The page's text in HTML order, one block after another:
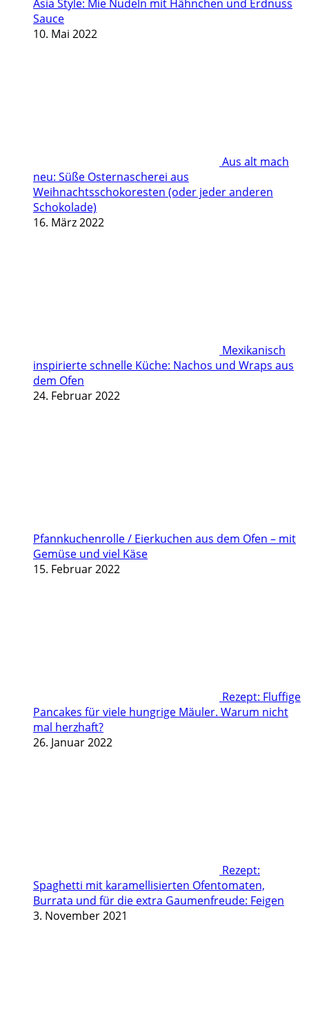
Asia Style: Mie Nudeln mit Hähnchen und Erdnuss
Sauce
10. Mai 2022
Aus alt mach
neu: Süße Osternascherei aus
Weihnachtsschokoresten (oder jeder anderen
Schokolade)
16. März 2022
Mexikanisch
inspirierte schnelle Küche: Nachos und Wraps aus
dem Ofen
24. Februar 2022
Pfannkuchenrolle / Eierkuchen aus dem Ofen – mit
Gemüse und viel Käse
15. Februar 2022
Rezept: Fluffige
Pancakes für viele hungrige Mäuler. Warum nicht
mal herzhaft?
26. Januar 2022
Rezept:
Spaghetti mit karamellisierten Ofentomaten,
Burrata und für die extra Gaumenfreude: Feigen
3. November 2021